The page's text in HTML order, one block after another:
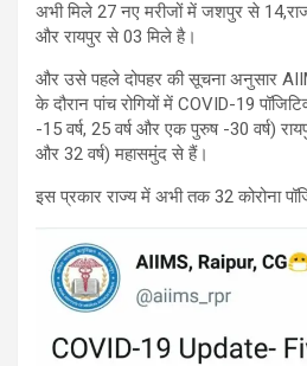
अभी मिले 27 नए मरीजों में जशपुर से
और रायपुर से 03 मिले है।
और उसे पहले दोपहर की सूचना अनुसार
के दौरान पांच रोगियों में COVID-19
-15 वर्ष, 25 वर्ष और एक पुरुष -30 वर्ष)
और 32 वर्ष) महासमुंद से हैं।
इस प्रकार राज्य में अभी तक 32 कोरोना